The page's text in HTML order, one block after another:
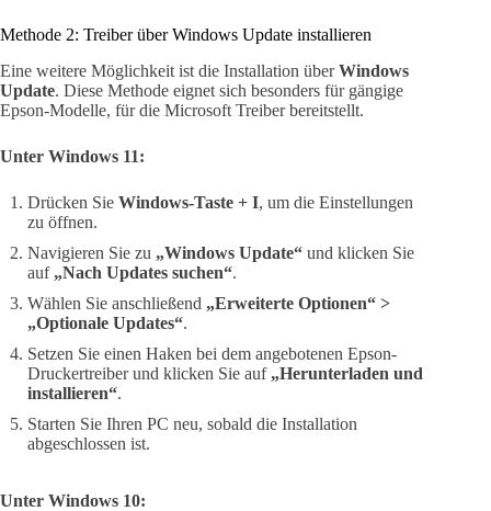
Methode 2: Treiber über Windows Update installieren
Eine weitere Möglichkeit ist die Installation überWindows
Update. Diese Methode eignet sich besonders für gängige
Epson-Modelle, für die Microsoft Treiber bereitstellt.
Unter Windows 11:
Drücken Sie Windows-Taste + I, um die Einstellungen
zu öffnen.
Navigieren Sie zu „Windows Update“ und klicken Sie
auf „Nach Updates suchen“.
Wählen Sie anschließend „Erweiterte Optionen“ >
„Optionale Updates“.
Setzen Sie einen Haken bei dem angebotenen Epson-
Druckertreiber und klicken Sie auf „Herunterladen und
installieren“.
Starten Sie Ihren PC neu, sobald die Installation
abgeschlossen ist.
Unter Windows 10: